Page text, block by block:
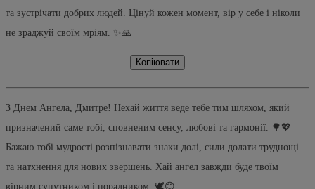
та зустрічати добрих людей. Цінуй кожен момент, вір у себе і ніколи
не зраджуй своїм мріям. ✨🙏
Копіювати
З Днем Ангела, Дмитре! Нехай життя веде тебе тим шляхом, який
призначений саме тобі, сповненим сенсу, любові та гармонії. 🌳💖
Бажаю тобі мудрості розпізнавати знаки долі, сили долати труднощі
та натхнення для нових звершень. Хай ангел завжди буде твоїм
вірним супутником і порадником. 🕊️😊